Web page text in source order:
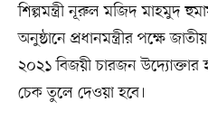
শিল্পমন্ত্রী নূরুল মজিদ মাহমুদ
অনুষ্ঠানে প্রধানমন্ত্রীর পক্ষে
২০২১ বিজয়ী চারজন উদ্যোক্তার
চেক তুলে দেওয়া হবে।